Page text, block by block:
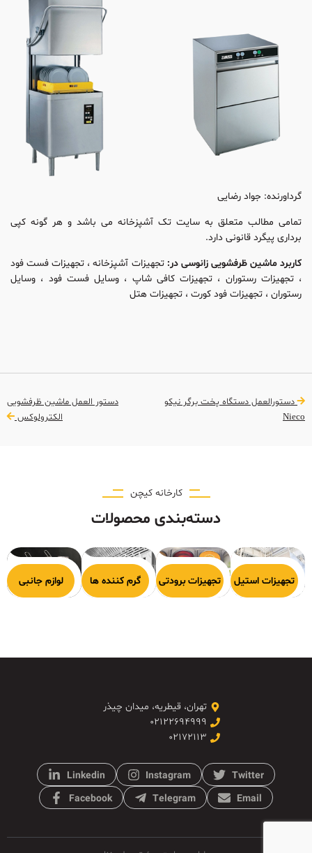
گرداورنده: جواد رضایی
تمامی مطالب متعلق به سایت تک آشپزخانه می باشد و هر گونه کپی
برداری پیگرد قانونی دارد.
کاربرد ماشین ظرفشویی زانوسی در: تجهیزات آشپزخانه ، تجهیزات فست فود
، تجهیزات رستوران ، تجهیزات کافی شاپ ، وسایل فست فود ، وسایل
رستوران ، تجهیزات فود کورت ، تجهیزات هتل
دستورالعمل دستگاه پخت برگر نیکو
Nieco
دستور العمل ماشین ظرفشویی
الکترولوکس
کارخانه کیچن
دسته‌بندی محصولات
پخت
تجهیزات استیل
تجهیزات برودتی گرم کننده ها لوازم جانبی
تهران، قیطریه، میدان چیذر
۰۲۱۲۲۶۹۴۹۹۹
۰۲۱۷۲۱۱۳
Linkedin Instagram
Twitter
Facebook
Telegram Email